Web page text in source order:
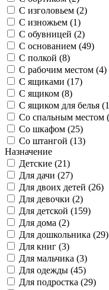
С изголовьем (2)
С изножьем (1)
С обувницей (2)
С основанием (49)
С полкой (8)
С рабочим местом (4)
С ящиками (17)
С ящиком (8)
С ящиком для белья (1
Со спальным местом (
Со шкафом (25)
Со штангой (13)
Назначение
Детские (21)
Для дачи (27)
Для двоих детей (26)
Для девочки (2)
Для детской (159)
Для дома (2)
Для дошкольника (29)
Для книг (3)
Для мальчика (3)
Для одежды (45)
Для подростка (29)